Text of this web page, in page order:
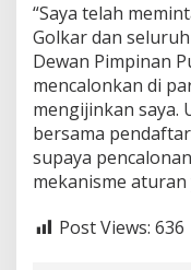
t
2
0
“Saya telah
Golkar dan
Dewan Pimpinan
mencalonkan di
mengijinkan saya.
bersama
supaya
mekanisme aturan
Post Views: 636